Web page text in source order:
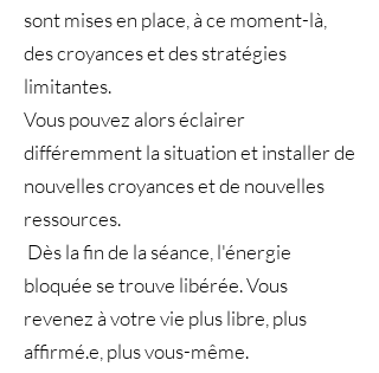
sont mises en place, à ce moment-là,
des croyances et des stratégies
limitantes.
Vous pouvez alors éclairer
différemment la situation et installer de
nouvelles croyances et de nouvelles
ressources.
Dès la fin de la séance, l'énergie
bloquée se trouve libérée. Vous
revenez à votre vie plus libre, plus
affirmé.e, plus vous-même.